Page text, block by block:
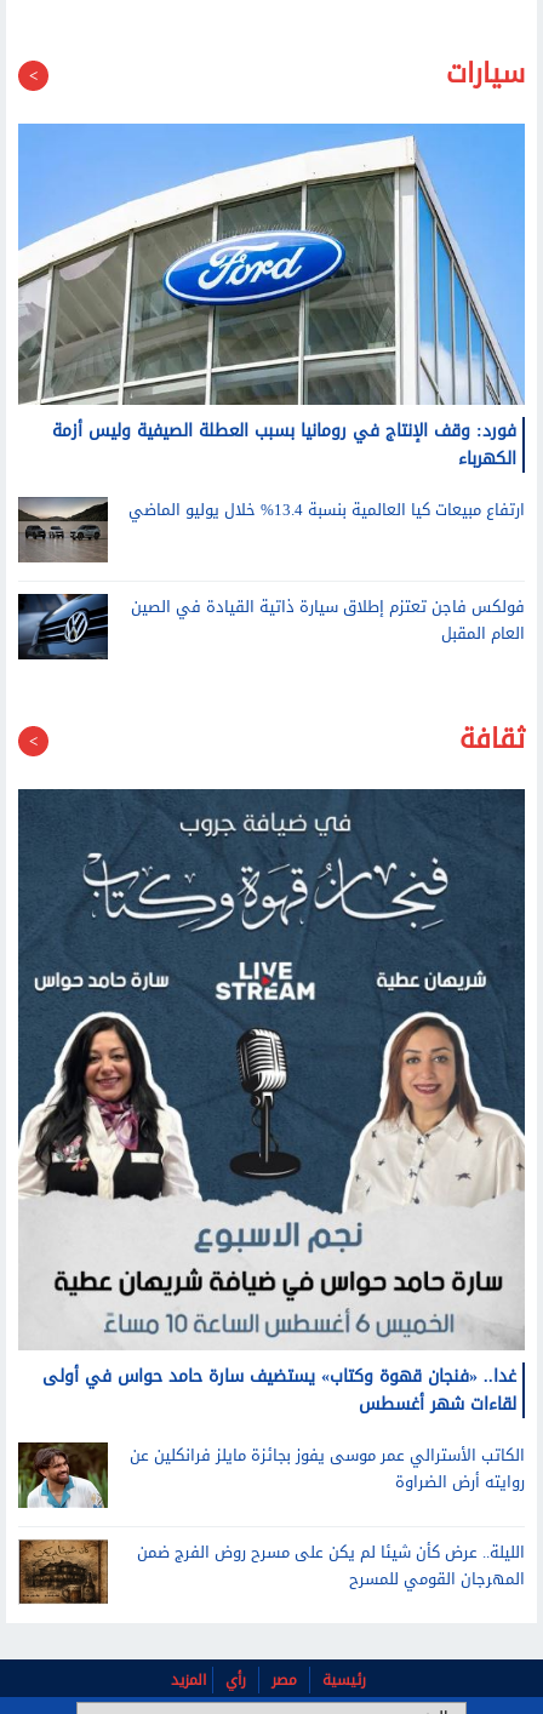
سيارات
فورد: وقف الإنتاج في رومانيا بسبب العطلة الصيفية وليس أزمة
الكهرباء
ارتفاع مبيعات كيا العالمية بنسبة 13.4% خلال يوليو الماضي
فولكس فاجن تعتزم إطلاق سيارة ذاتية القيادة في الصين
العام المقبل
ثقافة
غدا.. «فنجان قهوة وكتاب» يستضيف سارة حامد حواس في أولى
لقاءات شهر أغسطس
الكاتب الأسترالي عمر موسى يفوز بجائزة مايلز فرانكلين عن
روايته أرض الضراوة
الليلة.. عرض كأن شيئا لم يكن على مسرح روض الفرج ضمن
المهرجان القومي للمسرح
رئيسية مصر رأي المزيد